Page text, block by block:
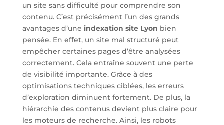
un site sans difficulté pour comprendre son
contenu. C’est précisément l’un des grands
avantages d’une indexation site Lyon bien
pensée. En effet, un site mal structuré peut
empêcher certaines pages d’être analysées
correctement. Cela entraîne souvent une perte
de visibilité importante. Grâce à des
optimisations techniques ciblées, les erreurs
d’exploration diminuent fortement. De plus, la
hiérarchie des contenus devient plus claire pour
les moteurs de recherche. Ainsi, les robots